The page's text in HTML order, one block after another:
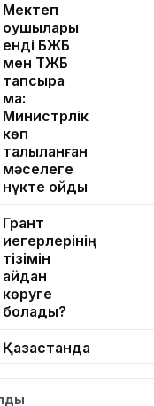
Мектеп
оқушылары
енді БЖБ
мен ТЖБ
тапсыра
ма:
Министрлік
көп
талқыланған
мәселеге
нүкте қойды
Грант
иегерлерінің
тізімін
қайдан
көруге
болады?
Қазақстанда
қырыққабат